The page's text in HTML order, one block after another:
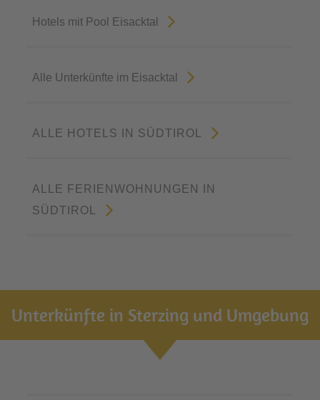
Hotels mit Pool Eisacktal
Alle Unterkünfte im Eisacktal
ALLE HOTELS IN SÜDTIROL
ALLE FERIENWOHNUNGEN IN
SÜDTIROL
Unterkünfte in Sterzing und Umgebung